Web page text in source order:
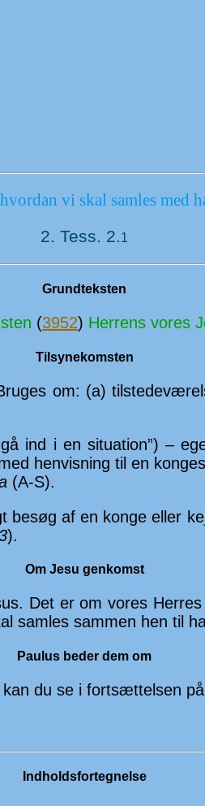
vi skal samles med
2. Tess. 2.1
Grundteksten
(3952) Her­rens vores
Tilsynekomsten
om: (a)
ind i en si­tu­a­tion”) –
hen­vis­ning til en
(A-S).
af en konge eller
).
Om Jesu genkomst
Det er om vores
samles sammen hen til
Paulus beder dem om
du se i fort­sæt­telsen
Indholdsfortegnelse